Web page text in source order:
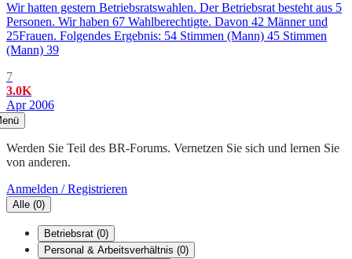
Wir hatten gestern Betriebsratswahlen. Der Betriebsrat besteht aus 5
Personen. Wir haben 67 Wahlberechtigte. Davon 42 Männer und
25Frauen. Folgendes Ergebnis: 54 Stimmen (Mann) 45 Stimmen
(Mann) 39
7
3.0K
Apr 2006
Werden Sie Teil des BR-Forums. Vernetzen Sie sich und lernen Sie
von anderen.
Anmelden / Registrieren
Alle (0)
Betriebsrat (0)
Personal & Arbeitsverhältnis (0)